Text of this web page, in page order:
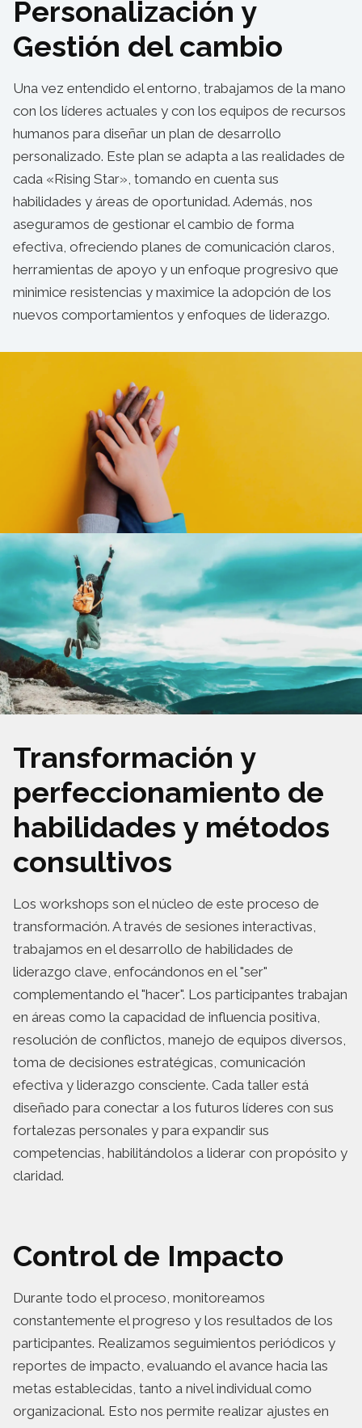
Personalización y
Gestión del cambio
Una vez entendido el entorno, trabajamos de la mano
con los líderes actuales y con los equipos de recursos
humanos para diseñar un plan de desarrollo
personalizado. Este plan se adapta a las realidades de
cada «Rising Star», tomando en cuenta sus
habilidades y áreas de oportunidad. Además, nos
aseguramos de gestionar el cambio de forma
efectiva, ofreciendo planes de comunicación claros,
herramientas de apoyo y un enfoque progresivo que
minimice resistencias y maximice la adopción de los
nuevos comportamientos y enfoques de liderazgo.
Transformación y
perfeccionamiento de
habilidades y métodos
consultivos
Los workshops son el núcleo de este proceso de
transformación. A través de sesiones interactivas,
trabajamos en el desarrollo de habilidades de
liderazgo clave, enfocándonos en el "ser"
complementando el "hacer". Los participantes trabajan
en áreas como la capacidad de influencia positiva,
resolución de conflictos, manejo de equipos diversos,
toma de decisiones estratégicas, comunicación
efectiva y liderazgo consciente. Cada taller está
diseñado para conectar a los futuros líderes con sus
fortalezas personales y para expandir sus
competencias, habilitándolos a liderar con propósito y
claridad.
Control de Impacto
Durante todo el proceso, monitoreamos
constantemente el progreso y los resultados de los
participantes. Realizamos seguimientos periódicos y
reportes de impacto, evaluando el avance hacia las
metas establecidas, tanto a nivel individual como
organizacional. Esto nos permite realizar ajustes en